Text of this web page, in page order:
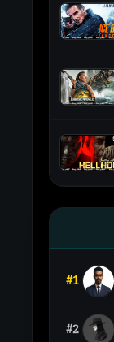
#1
#2